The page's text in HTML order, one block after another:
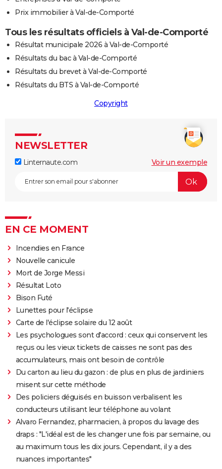
Prix immobilier à Val-de-Comporté
Tous les résultats officiels à Val-de-Comporté
Résultat municipale 2026 à Val-de-Comporté
Résultats du bac à Val-de-Comporté
Résultats du brevet à Val-de-Comporté
Résultats du BTS à Val-de-Comporté
Copyright
NEWSLETTER
Linternaute.com Voir un exemple
EN CE MOMENT
Incendies en France
Nouvelle canicule
Mort de Jorge Messi
Résultat Loto
Bison Futé
Lunettes pour l'éclipse
Carte de l'éclipse solaire du 12 août
Les psychologues sont d'accord : ceux qui conservent les
reçus ou les vieux tickets de caisses ne sont pas des
accumulateurs, mais ont besoin de contrôle
Du carton au lieu du gazon : de plus en plus de jardiniers
misent sur cette méthode
Des policiers déguisés en buisson verbalisent les
conducteurs utilisant leur téléphone au volant
Alvaro Fernandez, pharmacien, à propos du lavage des
draps : "L'idéal est de les changer une fois par semaine, ou
au maximum tous les dix jours. Cependant, il y a des
nuances importantes"